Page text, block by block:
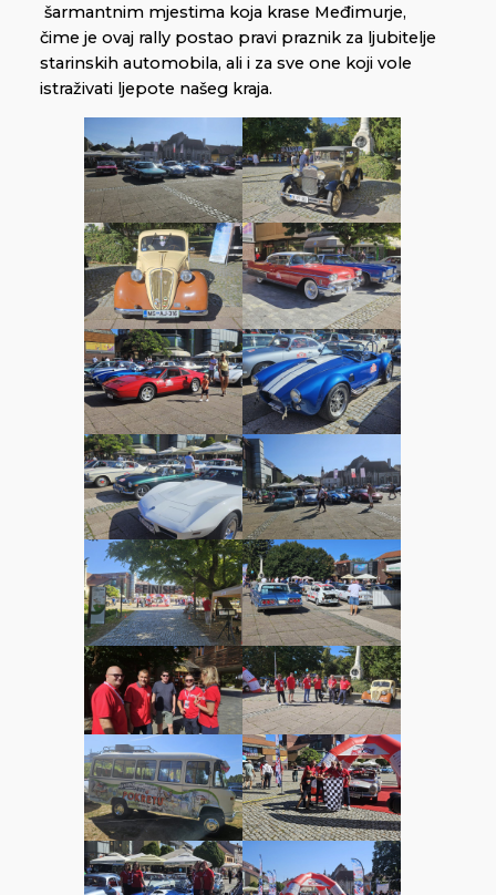
šarmantnim mjestima koja krase Međimurje,
čime je ovaj rally postao pravi praznik za ljubitelje
starinskih automobila, ali i za sve one koji vole
istraživati ljepote našeg kraja.